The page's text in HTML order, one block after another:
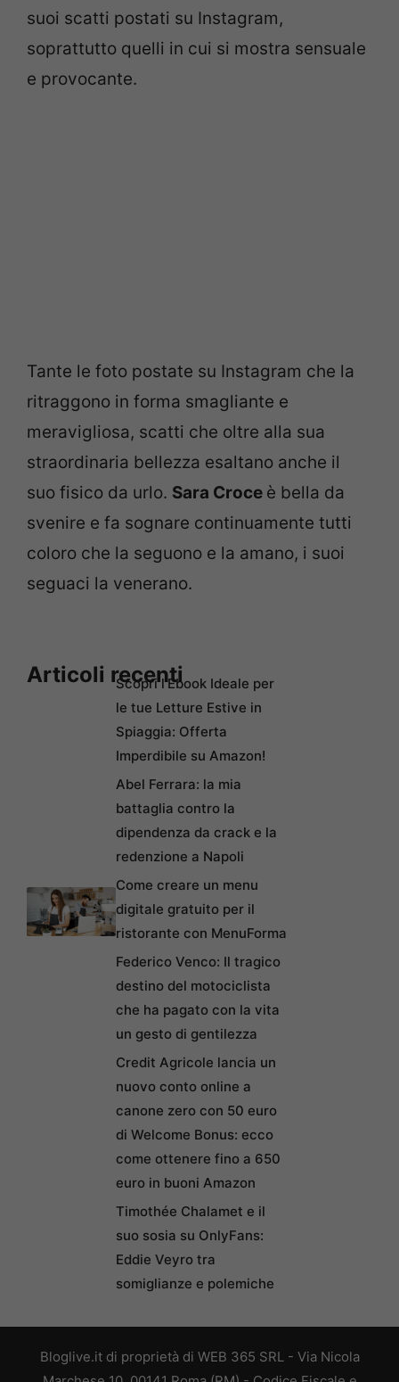
suoi scatti postati su Instagram,
soprattutto quelli in cui si mostra sensuale
e provocante.
Tante le foto postate su Instagram che la
ritraggono in forma smagliante e
meravigliosa, scatti che oltre alla sua
straordinaria bellezza esaltano anche il
suo fisico da urlo. Sara Croce è bella da
svenire e fa sognare continuamente tutti
coloro che la seguono e la amano, i suoi
seguaci la venerano.
Articoli recentiScopri l’Ebook Ideale per
le tue Letture Estive in
Spiaggia: Offerta
Imperdibile su Amazon!
Abel Ferrara: la mia
battaglia contro la
dipendenza da crack e la
redenzione a Napoli
Come creare un menu
digitale gratuito per il
ristorante con MenuForma
Federico Venco: Il tragico
destino del motociclista
che ha pagato con la vita
un gesto di gentilezza
Credit Agricole lancia un
nuovo conto online a
canone zero con 50 euro
di Welcome Bonus: ecco
come ottenere fino a 650
euro in buoni Amazon
Timothée Chalamet e il
suo sosia su OnlyFans:
Eddie Veyro tra
somiglianze e polemiche
Bloglive.it di proprietà di WEB 365 SRL - Via Nicola